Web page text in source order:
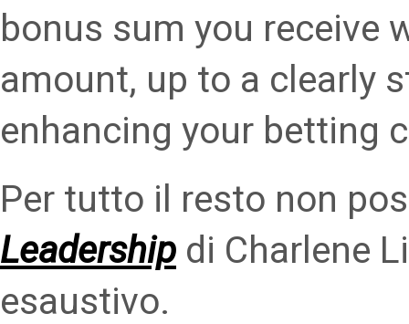
bonus sum you receive
amount, up to a clearly
enhancing your betting
Per tutto il resto non
Leadership di Charlene
esaustivo.